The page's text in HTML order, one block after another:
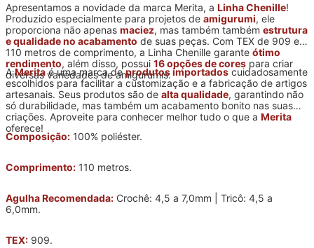
Apresentamos a novidade da marca Merita, a Linha Chenille!
Produzido especialmente para projetos de amigurumi, ele
proporciona não apenas maciez, mas também também estrutura
e qualidade no acabamento de suas peças. Com TEX de 909 e
110 metros de comprimento, a Linha Chenille garante ótimo
rendimento, além disso, possui 16 opções de cores para criar
diversas variedades de amigurumis.
AMeritaé uma marca deprodutos importados cuidadosamente
escolhidos para facilitar a customização e a fabricação de artigos
artesanais. Seus produtos são de alta qualidade, garantindo não
só durabilidade, mas também um acabamento bonito nas suas
criações. Aproveite para conhecer melhor tudo o que a Merita
oferece!
Composição: 100% poliéster.
Comprimento: 110 metros.
Agulha Recomendada: Crochê: 4,5 a 7,0mm | Tricô: 4,5 a
6,0mm.
TEX: 909.